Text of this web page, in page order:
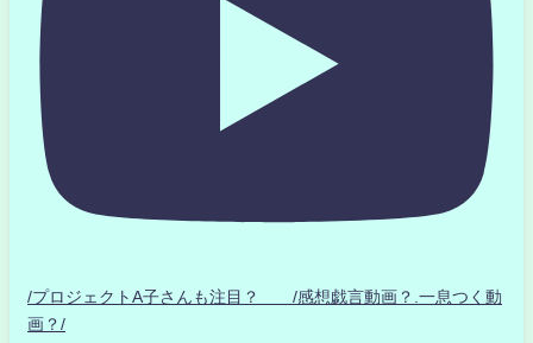
/プロジェクトA子さんも注目？ /感想戯言動画？.一息つく動
画？/